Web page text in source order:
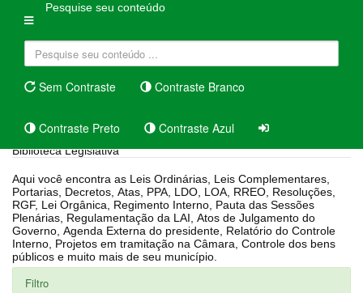
Pesquise seu conteúdo
Sem Contraste Contraste Branco
Contraste Preto Contraste Azul
Biblioteca Legislativa
Aqui você encontra as Leis Ordinárias, Leis Complementares,
Portarias, Decretos, Atas, PPA, LDO, LOA, RREO, Resoluções,
RGF, Lei Orgânica, Regimento Interno, Pauta das Sessões
Plenárias, Regulamentação da LAI, Atos de Julgamento do
Governo, Agenda Externa do presidente, Relatório do Controle
Interno, Projetos em tramitação na Câmara, Controle dos bens
públicos e muito mais de seu município.
Filtro